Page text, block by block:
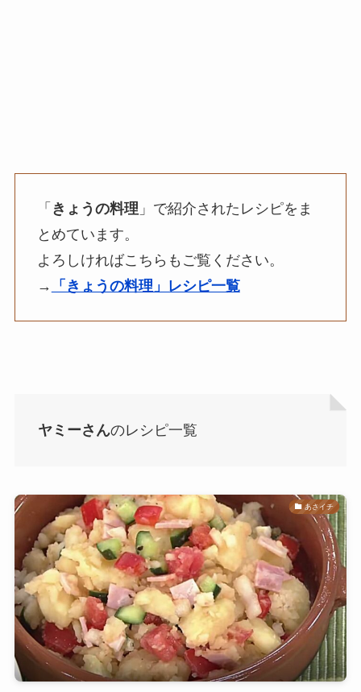
「 きょうの料理 」で紹介されたレシピをま
とめています。
よろしければこちらもご覧ください。
→
「きょうの料理」レシピ一覧
ヤミーさんのレシピ一覧
あさイチ